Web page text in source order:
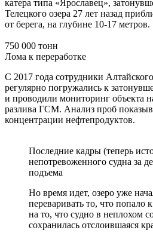
катера типа «Ярославец»,
Телецкого озера 27 лет назад
от берега, на глубине 10-17 метров.
750 000 тонн
Лома к переработке
С 2017 года сотрудники
регулярно погружались к
и проводили мониторинг объекта
разлива ГСМ. Анализ проб
концентрации нефтепродуктов.
Последние кадры (теперь
непотревоженного судна за
подъема
Но время идет, озеро уже
переваривать то, что попало
на то, что судно в неплохом
сохранилась отслоившаяся